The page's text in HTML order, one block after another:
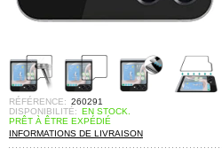
RÉFÉRENCE: 260291
DISPONIBILITÉ: EN STOCK.
PRÊT À ÊTRE EXPÉDIÉ
INFORMATIONS DE LIVRAISON